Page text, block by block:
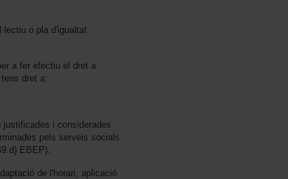
o pla d'igualtat
a fer efectiu el dret a
dret a:
i considerades
pels serveis socials
EBEP).
de l'horari, aplicació